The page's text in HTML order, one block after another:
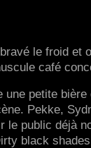
le froid et
café
une petite
Pekke,
le public déjà
black